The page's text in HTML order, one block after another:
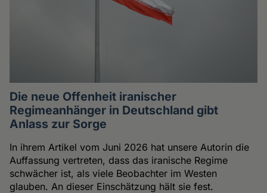
Die neue Offenheit iranischer
Regimeanhänger in Deutschland gibt
Anlass zur Sorge
In ihrem Artikel vom Juni 2026 hat unsere Autorin die
Auffassung vertreten, dass das iranische Regime
schwächer ist, als viele Beobachter im Westen
glauben. An dieser Einschätzung hält sie fest.